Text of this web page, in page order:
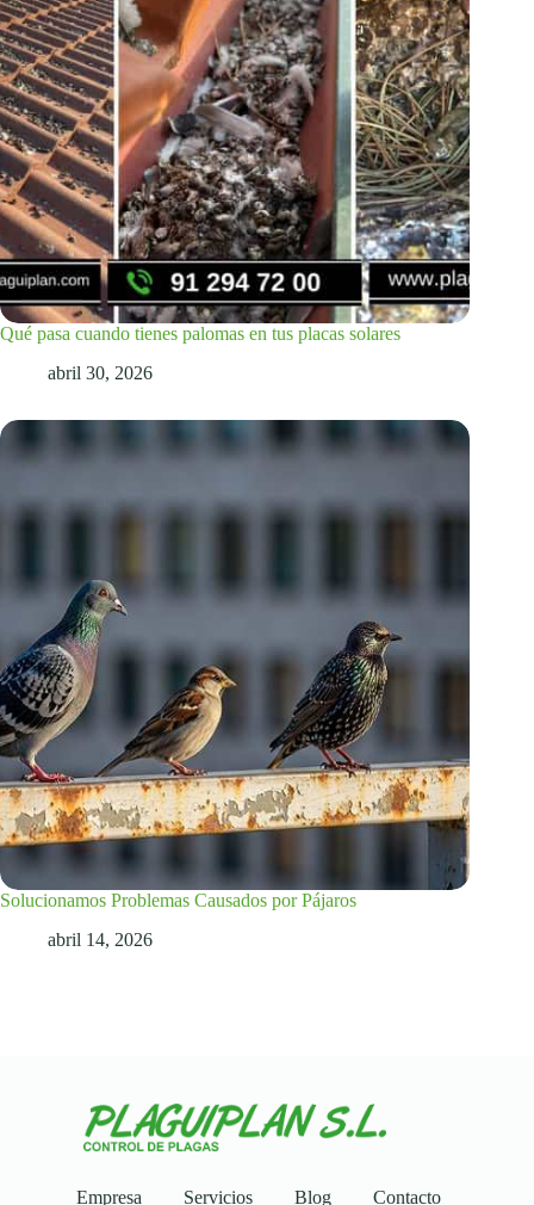
Qué pasa cuando tienes palomas en tus placas solares
abril 30, 2026
Solucionamos Problemas Causados por Pájaros
abril 14, 2026
Empresa Servicios Blog Contacto